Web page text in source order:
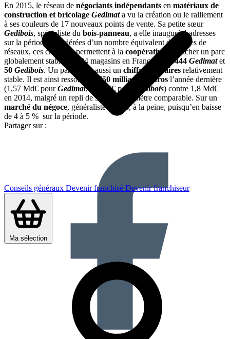
Conseils généraux Devenir franchisé Devenir franchiseur
Ma sélection
En 2015, le réseau de négociants indépendants en matériaux de
construction et bricolage Gedimata vu la création ou le ralliement
à ses couleurs de 17 nouveaux points de vente. Sa petite sœur
Gedibois, spécialiste du bois-panneau, a elle inauguré 4 adresses
sur la période. Pondérées d’un nombre équivalent de sorties de
réseaux, ces créations permettent à la coopérative
d’afficher un parc
globalement stable de 494 magasins en France, dont444 Gedimatet
50 Gedibois. Un parc, mais aussi un chiffre d’affaires relativement
stable. Il est ainsi ressorti à
1,750 milliard d’euros l’année dernière
(1,57 Md€ pourGedimat, 180 M€ pour Gedibois) contre 1,8 Md€
en 2014, malgré un repli de 3,5 % à périmètre comparable. Sur un
marché du négoce, généraliste et bois, à la peine, puisqu’en baisse
de 4 à 5 % sur la période.
Partager sur :